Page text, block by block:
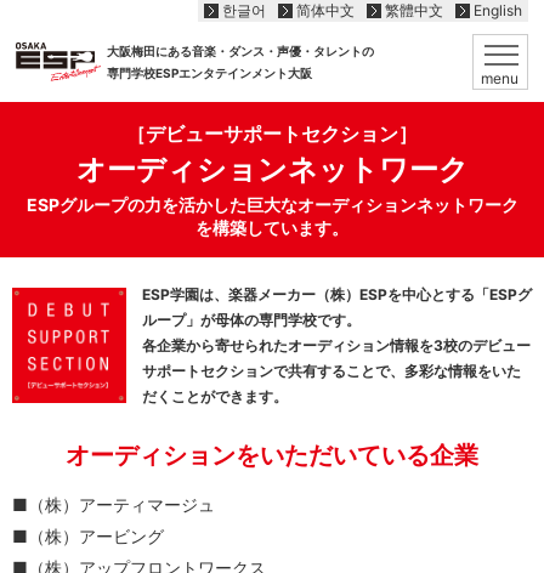
한글어 简体中文 繁體中文 English
大阪梅田にある音楽・ダンス・声優・タレントの
専門学校ESPエンタテインメント大阪
menu
［デビューサポートセクション］
オーディションネットワーク
ESPグループの力を活かした巨大なオーディションネットワーク
を構築しています。
ESP学園は、楽器メーカー（株）ESPを中心とする「ESPグ
ループ」が母体の専門学校です。
各企業から寄せられたオーディション情報を3校のデビュー
サポートセクションで共有することで、多彩な情報をいた
だくことができます。
オーディションをいただいている企業
（株）アーティマージュ
（株）アービング
（株）アップフロントワークス